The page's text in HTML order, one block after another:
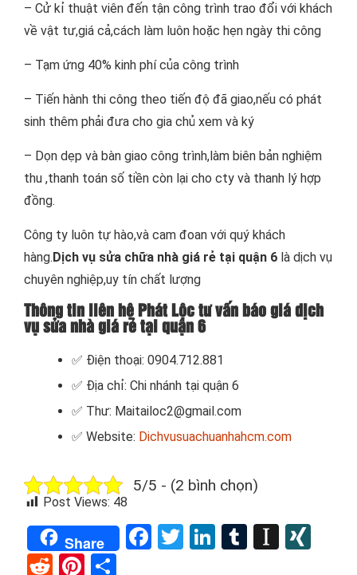
– Cử kỉ thuật viên đến tận công trình trao đổi với khách
về vật tư,giá cả,cách làm luôn hoặc hẹn ngày thi công
– Tạm ứng 40% kinh phí của công trình
– Tiến hành thi công theo tiến độ đã giao,nếu có phát
sinh thêm phải đưa cho gia chủ xem và ký
– Dọn dẹp và bàn giao công trình,làm biên bản nghiệm
thu ,thanh toán số tiền còn lại cho cty và thanh lý hợp
đồng.
Công ty luôn tự hào,và cam đoan với quý khách
hàng. Dịch vụ sửa chữa nhà giá rẻ tại quận 6 là dịch vụ
chuyên nghiệp,uy tín chất lượng
Thông tin liên hệ Phát Lộc tư vấn báo giá dịch
vụ sửa nhà giá rẻ tại quận 6
✅ Điện thoại: 0904.712.881
✅ Địa chỉ: Chi nhánh tại quận 6
✅ Thư: Maitailoc2@gmail.com
✅ Website: Dichvusuachuanhahcm.com
5/5 - (2 bình chọn)
Post Views: 48
Share Facebook
TwitterLinkedIn
Tumblr
RedditPinterest